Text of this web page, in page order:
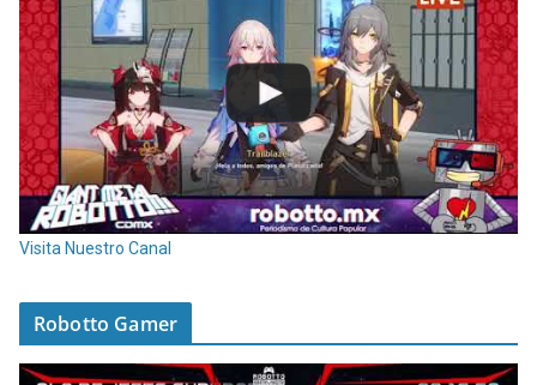
Visita Nuestro Canal
Robotto Gamer